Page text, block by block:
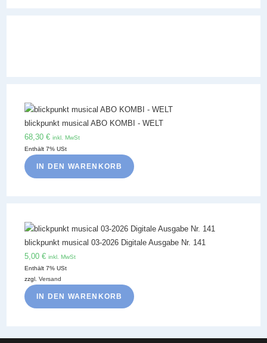
blickpunkt musical ABO KOMBI - WELT
68,30€ inkl. MwSt
Enthält 7% USt
IN DEN WARENKORB
blickpunkt musical 03-2026 Digitale Ausgabe Nr. 141
5,00€ inkl. MwSt
Enthält 7% USt
zzgl.Versand
IN DEN WARENKORB